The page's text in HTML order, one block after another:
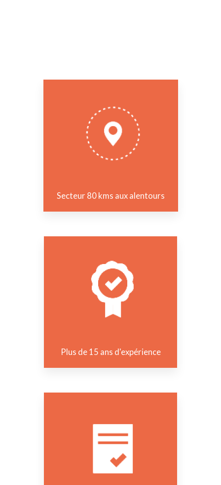
Secteur 80 kms aux alentours
Plus de 15 ans d'expérience